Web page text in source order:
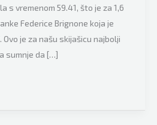
s vremenom 59.41, što je za 1,6
Federice Brignone koja je
je za našu skijašicu najbolji
sumnje da […]